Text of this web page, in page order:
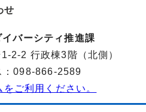
せ
バーシティ推進課
2-2 行政棟3階（北側）
098-866-2589
ご利用ください。